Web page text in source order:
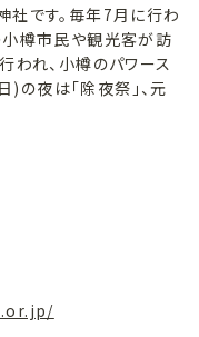
社です。毎年7月に行わ
小樽市民や観光客が訪
われ、小樽のパワース
の夜は「除夜祭」、元